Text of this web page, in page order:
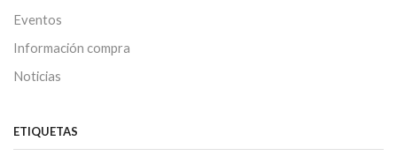
Eventos
Información compra
Noticias
ETIQUETAS